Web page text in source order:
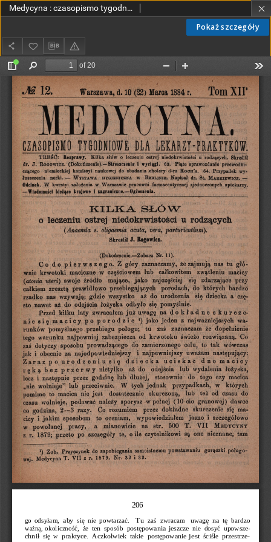
Pokaż szczegóły
Medycyna : czasopismo tygodniowe dla lekarzy praktyków 1884, T. XII, nr 12